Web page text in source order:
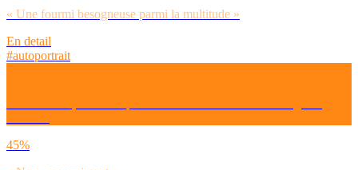
« Une fourmi besogneuse parmi la multitude »
En detail
#autoportrait
45%